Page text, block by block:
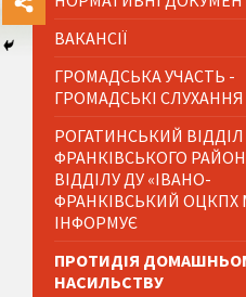
ВАКАНСІЇ
ГРОМАДСЬКА УЧАСТЬ -
ГРОМАДСЬКІ СЛУХАННЯ
РОГАТИНСЬКИЙ ВІДДІЛ
ФРАНКІВСЬКОГО
ВІДДІЛУ ДУ «ІВАНО-
ФРАНКІВСЬКИЙ ОЦКПХ
ІНФОРМУЄ
ПРОТИДІЯ
НАСИЛЬСТВУ